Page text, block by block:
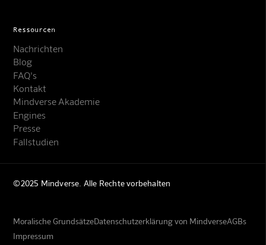
Ressourcen
Nachrichten
Blog
FAQ's
Kontakt
Mindverse Akademie
Engines
Presse
Fallstudien
©2025 Mindverse. Alle Rechte vorbehalten
Moralische GrundsätzeDatenschutzerklärung von MindverseAGBs
Impressum